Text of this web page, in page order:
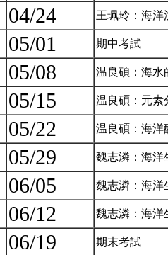
04/24 王珮玲：海
05/01 期中考試
05/08 温良碩：海
05/15 温良碩：元
05/22 温良碩：海
05/29 魏志潾：海
06/05 魏志潾：海
06/12 魏志潾：海
06/19 期末考試